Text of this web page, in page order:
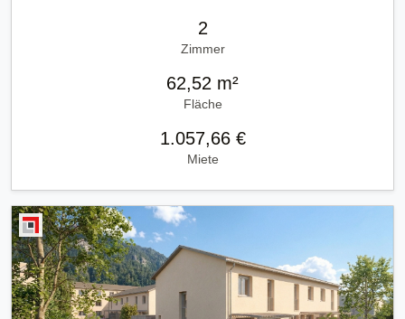
2
Zimmer
62,52 m²
Fläche
1.057,66 €
Miete